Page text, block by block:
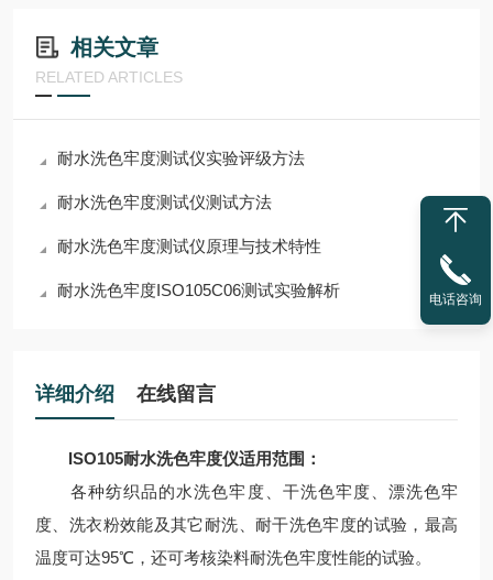
相关文章
RELATED ARTICLES
耐水洗色牢度测试仪实验评级方法
耐水洗色牢度测试仪测试方法
耐水洗色牢度测试仪原理与技术特性
耐水洗色牢度ISO105C06测试实验解析
详细介绍 在线留言
ISO105耐水洗色牢度仪适用范围：
各种纺织品的水洗色牢度、干洗色牢度、漂洗色牢
度、洗衣粉效能及其它耐洗、耐干洗色牢度的试验，最高
温度可达95℃，还可考核染料耐洗色牢度性能的试验。
电话咨询